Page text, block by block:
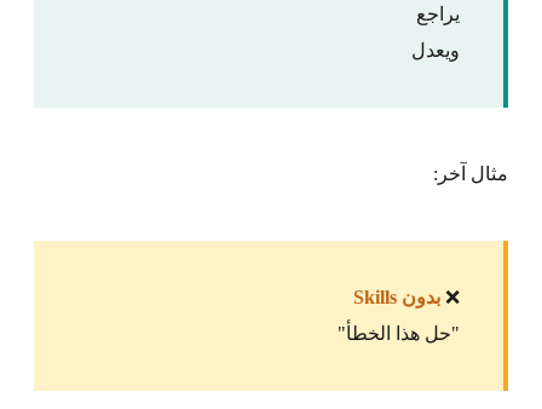
يراجع
ويعدل
مثال آخر:
❌ بدون Skills
"حل هذا الخطأ"